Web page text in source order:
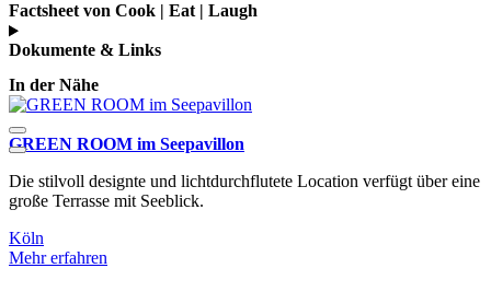
Factsheet von Cook | Eat | Laugh
Dokumente & Links
In der Nähe
GREEN ROOM im Seepavillon
Die stilvoll designte und lichtdurchflutete Location verfügt über eine
große Terrasse mit Seeblick.
Köln
Mehr erfahren